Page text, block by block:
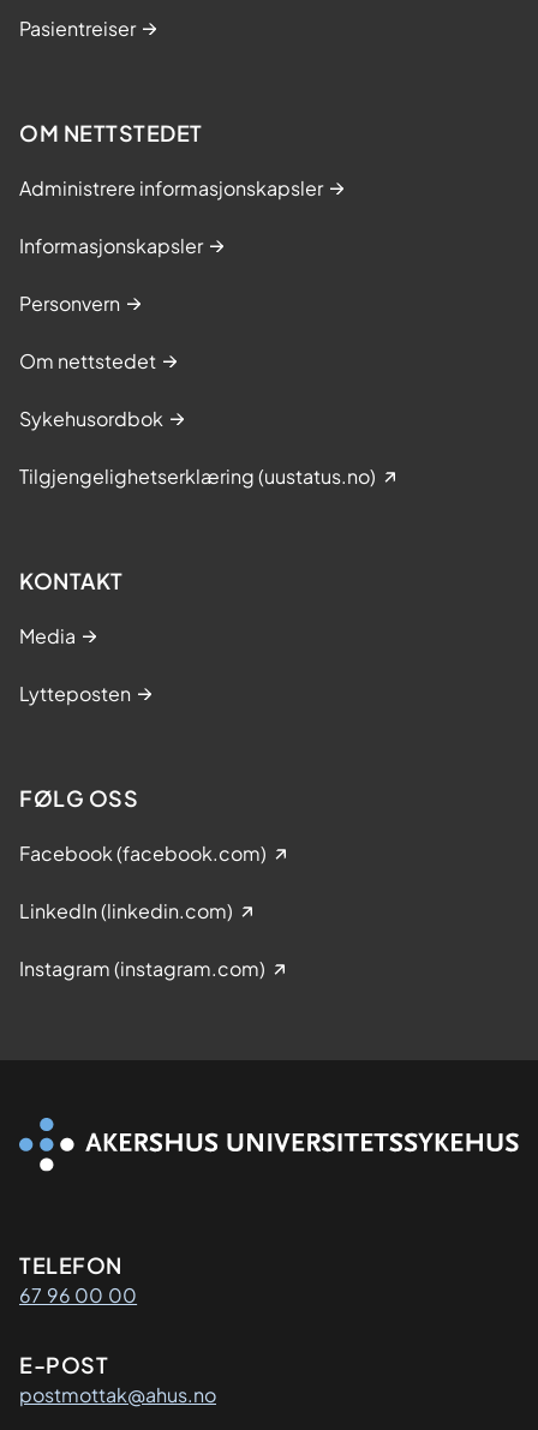
Pasientreiser
OM NETTSTEDET
Administrere informasjonskapsler
Informasjonskapsler
Personvern
Om nettstedet
Sykehusordbok
Tilgjengelighetserklæring (uustatus.no)
KONTAKT
Media
Lytteposten
FØLG OSS
Facebook (facebook.com)
LinkedIn (linkedin.com)
Instagram (instagram.com)
Kontaktinformasjon
TELEFON
67 96 00 00
E-POST
postmottak@ahus.no